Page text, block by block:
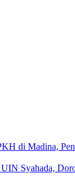
di Madina,
Syahada,